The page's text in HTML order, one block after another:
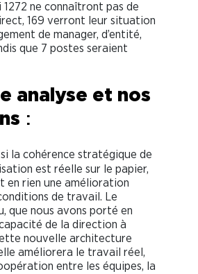
ne connaîtront pas de
169 verront leur situation
de manager, d’entité,
que 7 postes seraient
analyse et nos
:
la cohérence stratégique de
est réelle sur le papier,
en rien une amélioration
de travail. Le
que nous avons porté en
de la direction à
nouvelle architecture
améliorera le travail réel,
entre les équipes, la